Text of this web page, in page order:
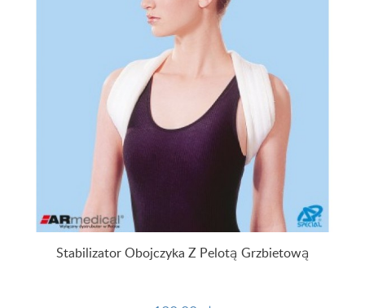
Stabilizator Obojczyka Z Pelotą Grzbietową